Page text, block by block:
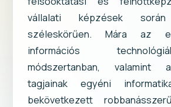
vállalati képzések során
széleskörűen. Mára az
információs
módszertanban, valamint
tagjainak egyéni
bekövetkezett